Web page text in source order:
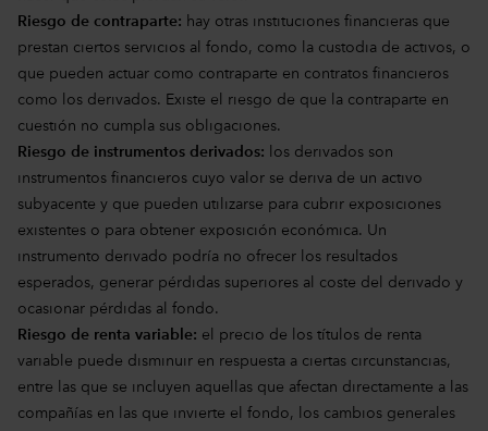
Riesgo de contraparte: hay otras instituciones financieras que
prestan ciertos servicios al fondo, como la custodia de activos, o
que pueden actuar como contraparte en contratos financieros
como los derivados. Existe el riesgo de que la contraparte en
cuestión no cumpla sus obligaciones.
Riesgo de instrumentos derivados:
los derivados son
instrumentos financieros cuyo valor se deriva de un activo
subyacente y que pueden utilizarse para cubrir exposiciones
existentes o para obtener exposición económica. Un
instrumento derivado podría no ofrecer los resultados
esperados, generar pérdidas superiores al coste del derivado y
ocasionar pérdidas al fondo.
Riesgo de renta variable: el precio de los títulos de renta
variable puede disminuir en respuesta a ciertas circunstancias,
entre las que se incluyen aquellas que afectan directamente a las
compañías en las que invierte el fondo, los cambios generales